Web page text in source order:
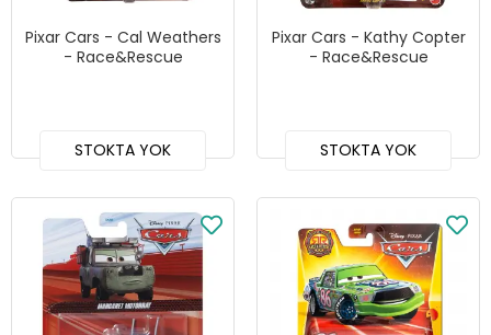
Pixar Cars - Cal Weathers
- Race&Rescue
STOKTA YOK
Pixar Cars - Kathy Copter
- Race&Rescue
STOKTA YOK